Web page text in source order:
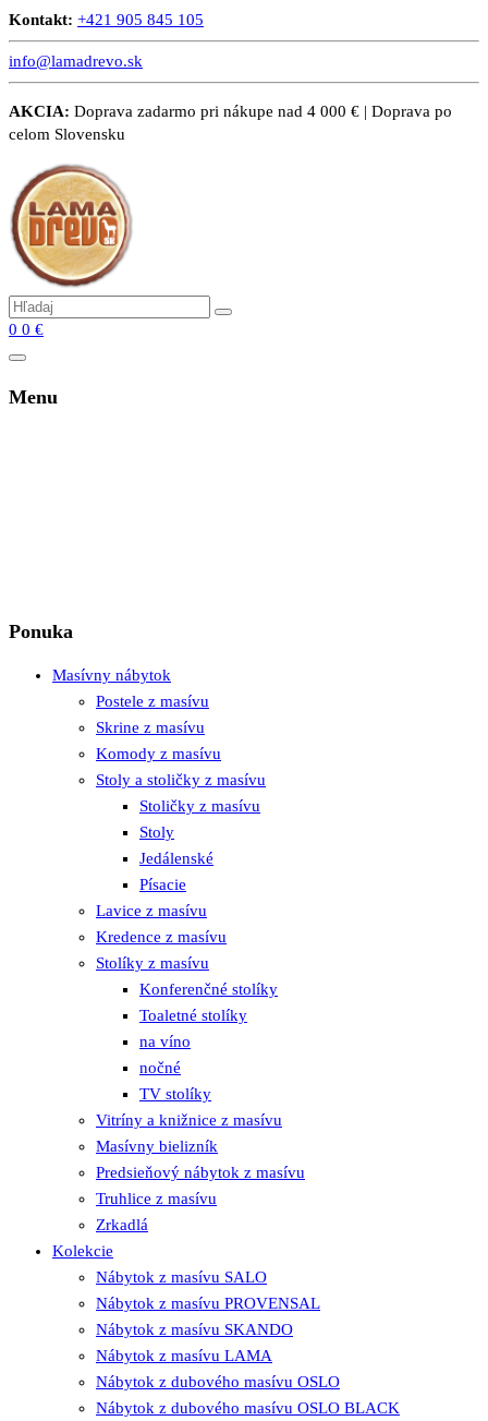
Kontakt: +421 905 845 105
info@lamadrevo.sk
AKCIA: Doprava zadarmo pri nákupe nad 4 000 € | Doprava po
celom Slovensku
0 0 €
Menu
Ponuka
Masívny nábytok
Postele z masívu
Skrine z masívu
Komody z masívu
Stoly a stoličky z masívu
Stoličky z masívu
Stoly
Jedálenské
Písacie
Lavice z masívu
Kredence z masívu
Stolíky z masívu
Konferenčné stolíky
Toaletné stolíky
na víno
nočné
TV stolíky
Vitríny a knižnice z masívu
Masívny bielizník
Predsieňový nábytok z masívu
Truhlice z masívu
Zrkadlá
Kolekcie
Nábytok z masívu SALO
Nábytok z masívu PROVENSAL
Nábytok z masívu SKANDO
Nábytok z masívu LAMA
Nábytok z dubového masívu OSLO
Nábytok z dubového masívu OSLO BLACK